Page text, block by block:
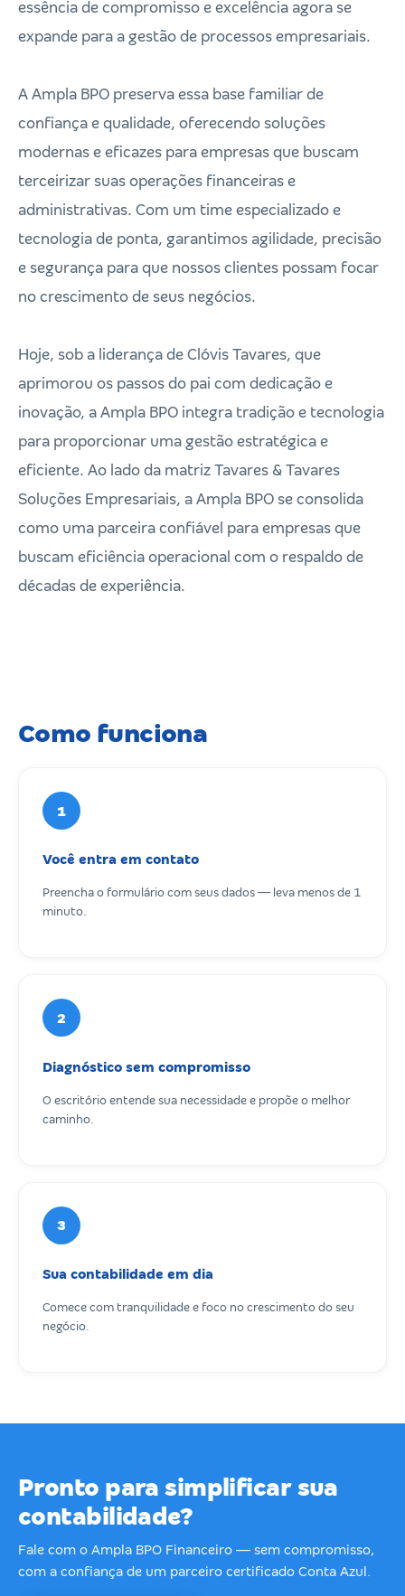
essência de compromisso e excelência agora se
expande para a gestão de processos empresariais.
A Ampla BPO preserva essa base familiar de
confiança e qualidade, oferecendo soluções
modernas e eficazes para empresas que buscam
terceirizar suas operações financeiras e
administrativas. Com um time especializado e
tecnologia de ponta, garantimos agilidade, precisão
e segurança para que nossos clientes possam focar
no crescimento de seus negócios.
Hoje, sob a liderança de Clóvis Tavares, que
aprimorou os passos do pai com dedicação e
inovação, a Ampla BPO integra tradição e tecnologia
para proporcionar uma gestão estratégica e
eficiente. Ao lado da matriz Tavares & Tavares
Soluções Empresariais, a Ampla BPO se consolida
como uma parceira confiável para empresas que
buscam eficiência operacional com o respaldo de
décadas de experiência.
Como funciona
1
Você entra em contato
Preencha o formulário com seus dados — leva menos de 1
minuto.
2
Diagnóstico sem compromisso
O escritório entende sua necessidade e propõe o melhor
caminho.
3
Sua contabilidade em dia
Comece com tranquilidade e foco no crescimento do seu
negócio.
Pronto para simplificar sua
contabilidade?
Fale com o Ampla BPO Financeiro — sem compromisso,
com a confiança de um parceiro certificado Conta Azul.